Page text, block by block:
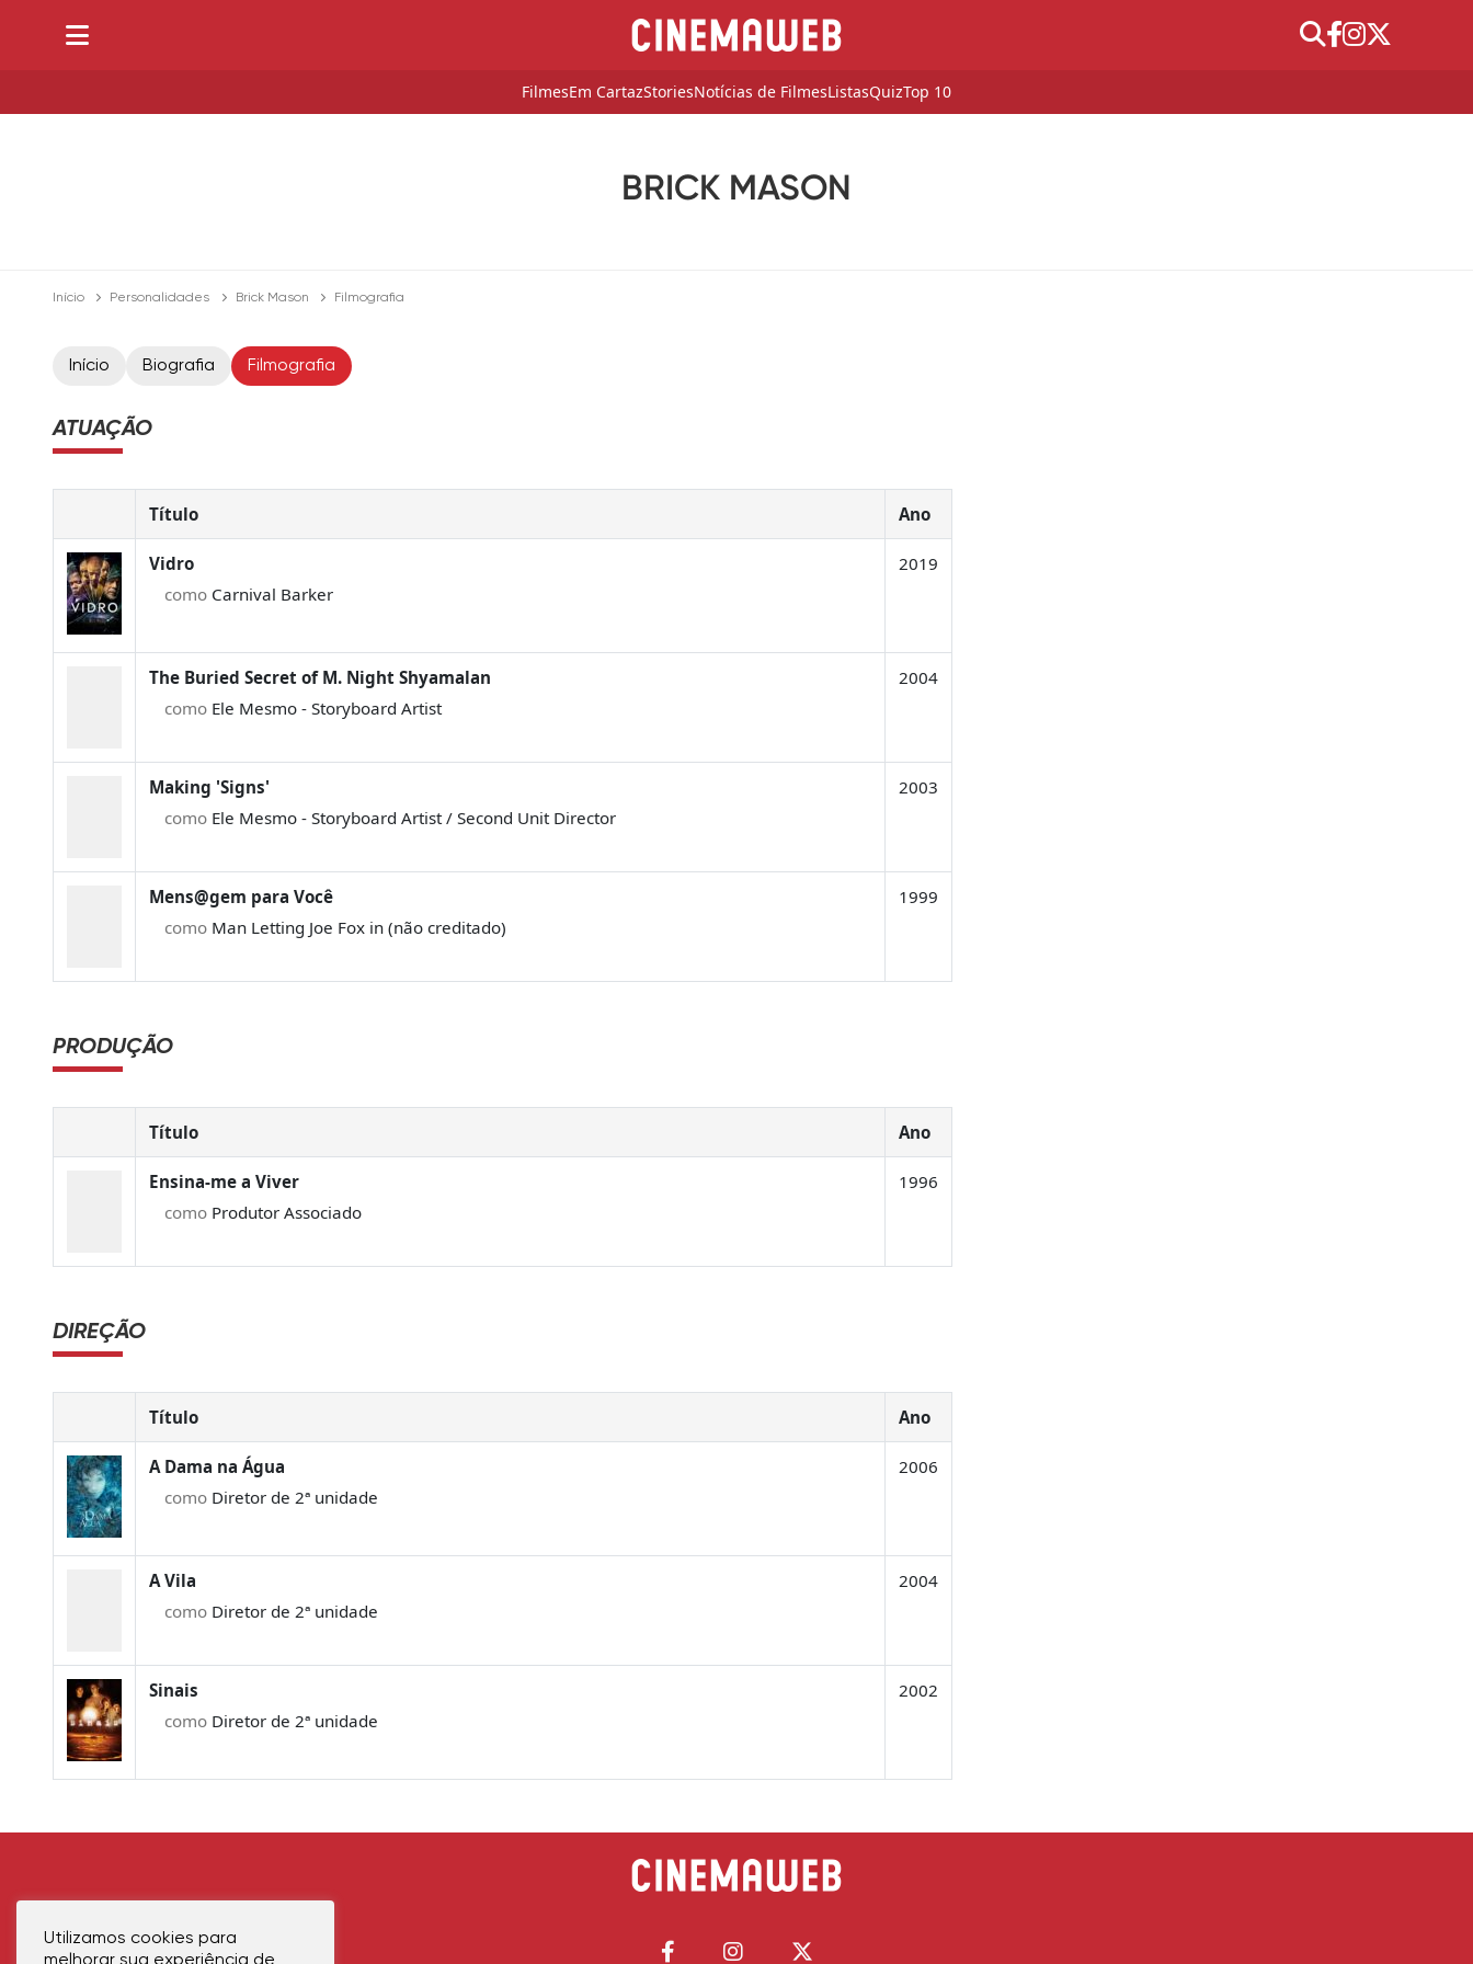
FilmesEm CartazStoriesNotícias de FilmesListasQuizTop 10
BRICK MASON
Início Personalidades Brick Mason Filmografia
Início Biografia Filmografia
ATUAÇÃO
Título Ano
Vidro
como Carnival Barker
2019
The Buried Secret of M. Night Shyamalan
como Ele Mesmo - Storyboard Artist
2004
Making 'Signs'
como Ele Mesmo - Storyboard Artist / Second Unit Director
2003
Mens@gem para Você
como Man Letting Joe Fox in (não creditado)
1999
PRODUÇÃO
Título Ano
Ensina-me a Viver
como Produtor Associado
1996
DIREÇÃO
Título Ano
A Dama na Água
como Diretor de 2ª unidade
2006
A Vila
como Diretor de 2ª unidade
2004
Sinais
como Diretor de 2ª unidade
2002
Utilizamos cookies para